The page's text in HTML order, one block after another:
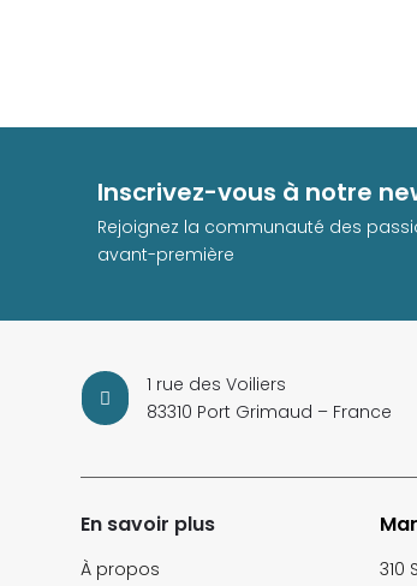
Inscrivez-vous à notre
Rejoignez la communauté des
avant-première

1 rue des Voiliers
83310 Port Grimaud – France
En savoir plus
À propos
310